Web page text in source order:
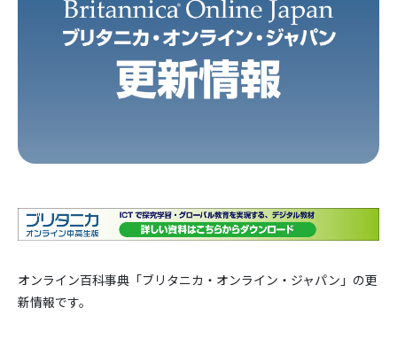
オンライン百科事典「ブリタニカ・オンライン・ジャパン」の更
新情報です。